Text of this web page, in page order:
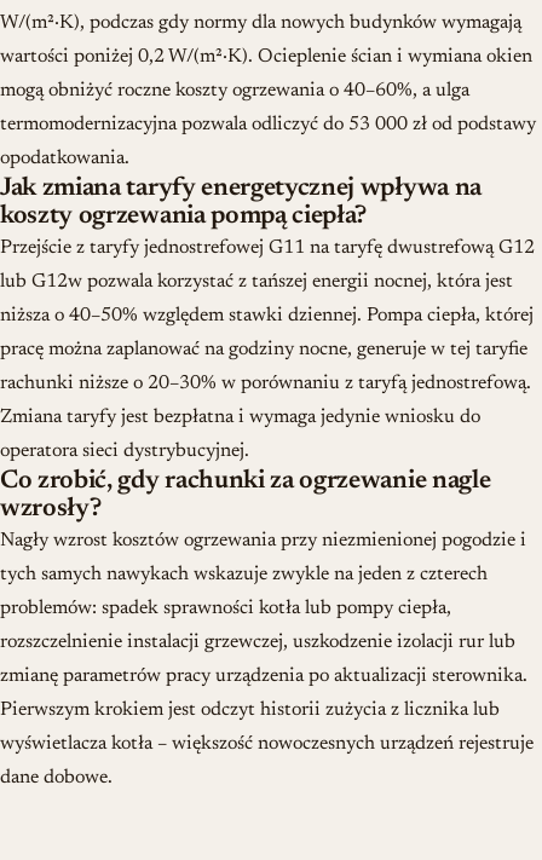
W/(m²·K), podczas gdy normy dla nowych budynków wymagają
wartości poniżej 0,2 W/(m²·K). Ocieplenie ścian i wymiana okien
mogą obniżyć roczne koszty ogrzewania o 40–60%, a ulga
termomodernizacyjna pozwala odliczyć do 53 000 zł od podstawy
opodatkowania.
Jak zmiana taryfy energetycznej wpływa na
koszty ogrzewania pompą ciepła?
Przejście z taryfy jednostrefowej G11 na taryfę dwustrefową G12
lub G12w pozwala korzystać z tańszej energii nocnej, która jest
niższa o 40–50% względem stawki dziennej. Pompa ciepła, której
pracę można zaplanować na godziny nocne, generuje w tej taryfie
rachunki niższe o 20–30% w porównaniu z taryfą jednostrefową.
Zmiana taryfy jest bezpłatna i wymaga jedynie wniosku do
operatora sieci dystrybucyjnej.
Co zrobić, gdy rachunki za ogrzewanie nagle
wzrosły?
Nagły wzrost kosztów ogrzewania przy niezmienionej pogodzie i
tych samych nawykach wskazuje zwykle na jeden z czterech
problemów: spadek sprawności kotła lub pompy ciepła,
rozszczelnienie instalacji grzewczej, uszkodzenie izolacji rur lub
zmianę parametrów pracy urządzenia po aktualizacji sterownika.
Pierwszym krokiem jest odczyt historii zużycia z licznika lub
wyświetlacza kotła – większość nowoczesnych urządzeń rejestruje
dane dobowe.